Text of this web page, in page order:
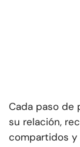
Cada paso de
su relación,
compartidos y